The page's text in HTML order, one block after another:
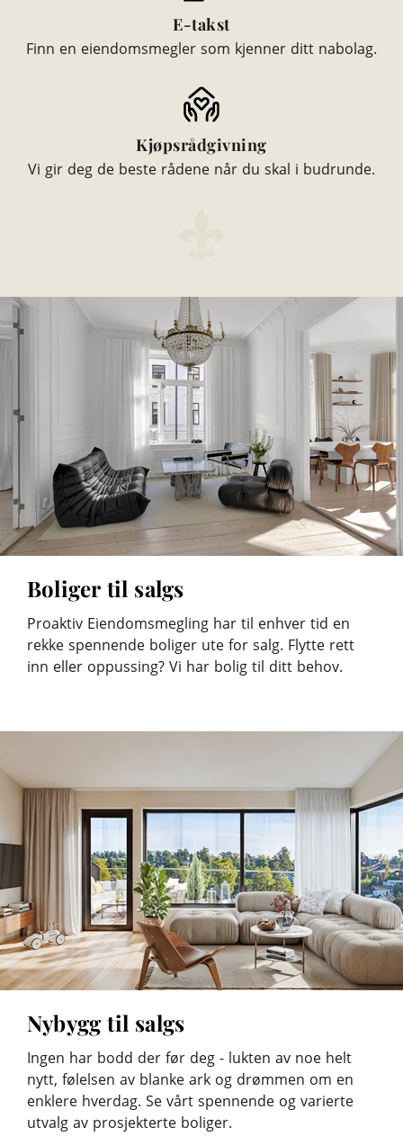
E-takst
Finn en eiendomsmegler som kjenner ditt nabolag.
Kjøpsrådgivning
Vi gir deg de beste rådene når du skal i budrunde.
Boliger til salgs
Proaktiv Eiendomsmegling har til enhver tid en
rekke spennende boliger ute for salg. Flytte rett
inn eller oppussing? Vi har bolig til ditt behov.
Nybygg til salgs
Ingen har bodd der før deg - lukten av noe helt
nytt, følelsen av blanke ark og drømmen om en
enklere hverdag. Se vårt spennende og varierte
utvalg av prosjekterte boliger.